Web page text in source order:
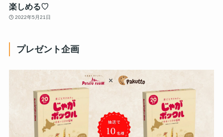
楽しめる♡
2022年5月21日
プレゼント企画